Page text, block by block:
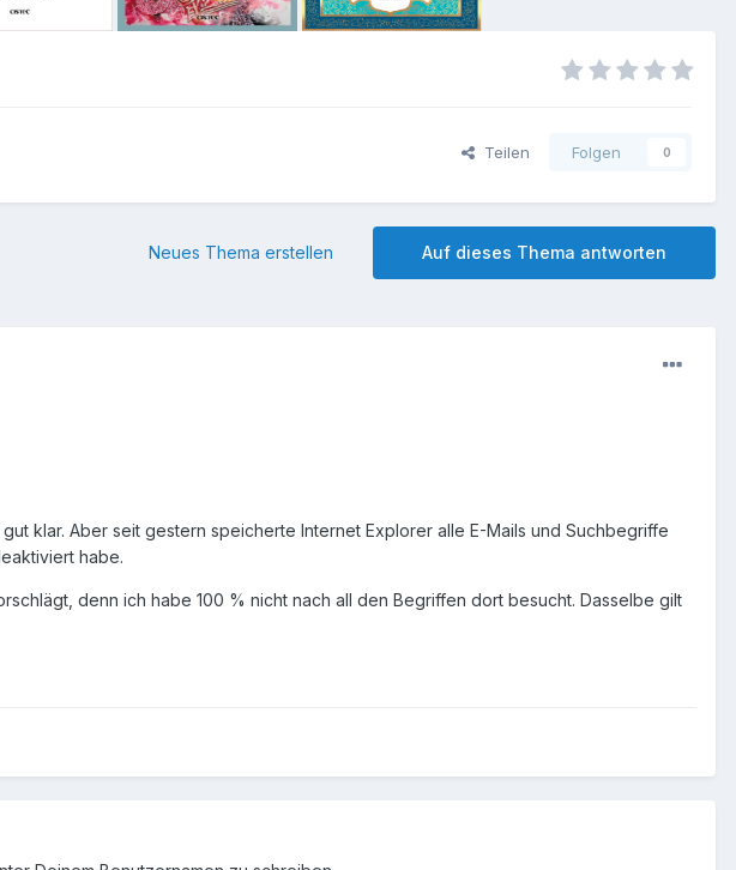
Teilen Folgen 0
Auf dieses Thema antworten
Neues Thema erstellen
klar. Aber seit gestern speicherte Internet Explorer alle E-Mails und Suchbegriffe
habe.
denn ich habe 100 % nicht nach all den Begriffen dort besucht. Dasselbe gilt